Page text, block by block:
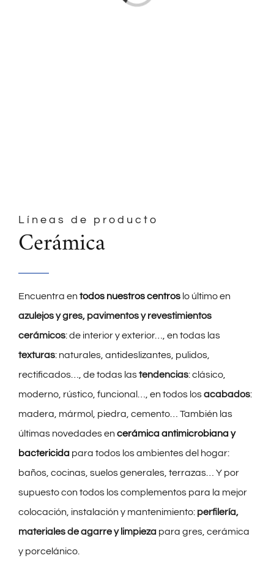
Líneas de producto
Cerámica
Encuentra en todos nuestros centros lo último en
azulejos y gres, pavimentos y revestimientos
cerámicos: de interior y exterior…, en todas las
texturas: naturales, antideslizantes, pulidos,
rectificados…, de todas lastendencias: clásico,
moderno, rústico, funcional…, en todos losacabados:
madera, mármol, piedra, cemento… También las
últimas novedades en cerámica antimicrobiana y
bactericida para todos los ambientes del hogar:
baños, cocinas, suelos generales, terrazas… Y por
supuesto con todos los complementos para la mejor
colocación, instalación y mantenimiento: perfilería,
materiales de agarre y limpieza para gres, cerámica
y porcelánico.